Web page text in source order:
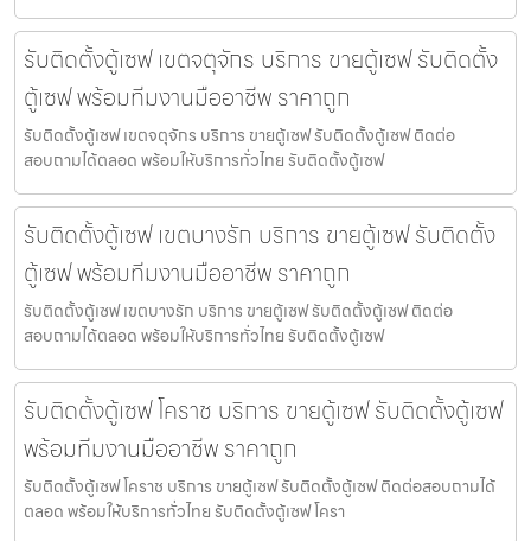
รับติดตั้งตู้เซฟ เขตจตุจักร บริการ ขายตู้เซฟ รับติดตั้ง
ตู้เซฟ พร้อมทีมงานมืออาชีพ ราคาถูก
รับติดตั้งตู้เซฟ เขตจตุจักร บริการ ขายตู้เซฟ รับติดตั้งตู้เซฟ ติดต่อ
สอบถามได้ตลอด พร้อมให้บริการทั่วไทย รับติดตั้งตู้เซฟ
รับติดตั้งตู้เซฟ เขตบางรัก บริการ ขายตู้เซฟ รับติดตั้ง
ตู้เซฟ พร้อมทีมงานมืออาชีพ ราคาถูก
รับติดตั้งตู้เซฟ เขตบางรัก บริการ ขายตู้เซฟ รับติดตั้งตู้เซฟ ติดต่อ
สอบถามได้ตลอด พร้อมให้บริการทั่วไทย รับติดตั้งตู้เซฟ
รับติดตั้งตู้เซฟ โคราช บริการ ขายตู้เซฟ รับติดตั้งตู้เซฟ
พร้อมทีมงานมืออาชีพ ราคาถูก
รับติดตั้งตู้เซฟ โคราช บริการ ขายตู้เซฟ รับติดตั้งตู้เซฟ ติดต่อสอบถามได้
ตลอด พร้อมให้บริการทั่วไทย รับติดตั้งตู้เซฟ โครา